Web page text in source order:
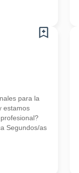
para la
estamos
Segundos/as